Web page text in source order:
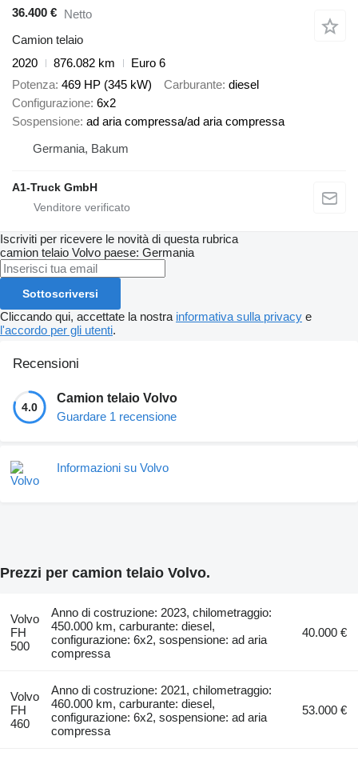
36.400 € Netto
Camion telaio
2020
876.082 km
Euro 6
Potenza 469 HP (345 kW) Carburante diesel
Configurazione 6x2
Sospensione ad aria compressa/ad aria compressa
Germania, Bakum
A1-Truck GmbH
Iscriviti per ricevere le novità di questa rubrica
camion telaio Volvo paese: Germania
Sottoscriversi
Cliccando qui, accettate la nostra informativa sulla privacy e
l'accordo per gli utenti.
Recensioni
4.0
Camion telaio Volvo
Guardare 1 recensione
Informazioni su Volvo
Prezzi per camion telaio Volvo.
Volvo
FH
500
Anno di costruzione: 2023, chilometraggio:
450.000 km, carburante: diesel,
configurazione: 6x2, sospensione: ad aria
compressa
40.000 €
Volvo
FH
460
Anno di costruzione: 2021, chilometraggio:
460.000 km, carburante: diesel,
configurazione: 6x2, sospensione: ad aria
compressa
53.000 €